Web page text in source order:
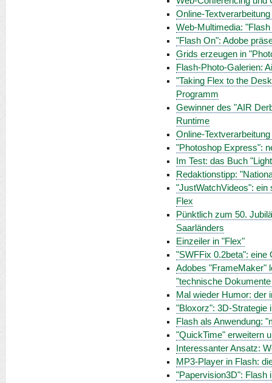
Online-
Web-Multimedia:
"Flash On": Adobe
Grids erzeugen in
Flash-Photo-Galerien:
"Taking Flex to the
Programm
Gewinner des "AIR
Runtime
Online-
"Photoshop Express":
Im Test: das Buch
Redaktionstipp:
"JustWatchVideos": ein
Flex
Pünktlich zum 50.
Saarländers
Einzeiler in "Flex"
"SWFFix 0.2beta": eine
Adobes "FrameMaker"
"technische
Mal wieder Humor: der
"Bloxorz": 3D-Strategie
Flash als Anwendung:
"QuickTime" erweitern
Interessanter Ansatz:
MP3-Player in Flash:
"Papervision3D": Flash